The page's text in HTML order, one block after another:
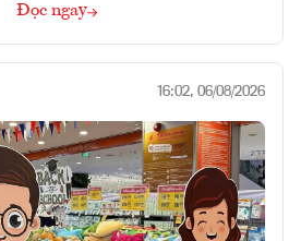
Đọc ngay
16:02, 06/08/2026